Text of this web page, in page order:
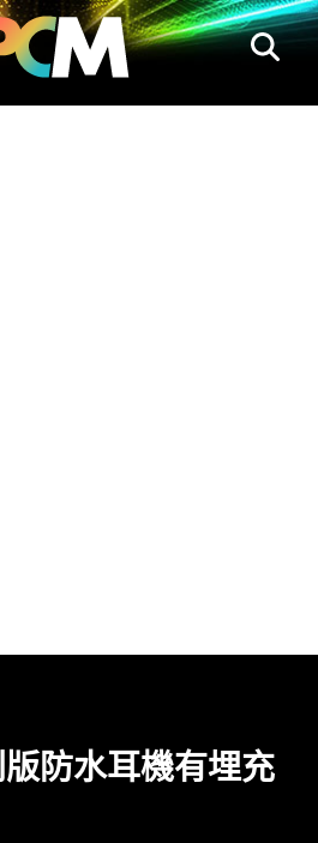
版防水耳機有埋充